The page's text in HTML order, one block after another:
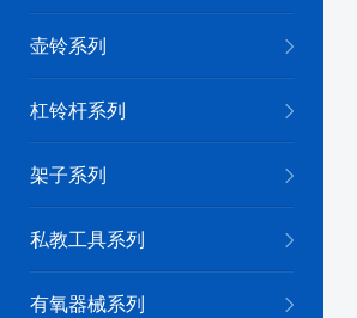
壶铃系列
杠铃杆系列
架子系列
私教工具系列
有氧器械系列